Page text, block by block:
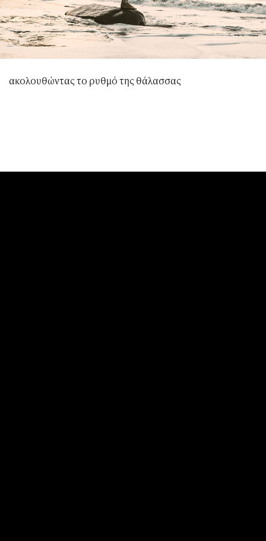
ακολουθώντας το ρυθμό της θάλασσας